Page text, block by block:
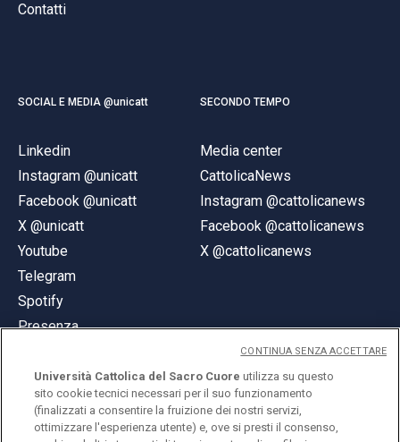
Contatti
SOCIAL E MEDIA @unicatt
Linkedin
Instagram @unicatt
Facebook @unicatt
X @unicatt
Youtube
Telegram
Spotify
Presenza
SECONDO TEMPO
Media center
CattolicaNews
Instagram @cattolicanews
Facebook @cattolicanews
X @cattolicanews
© Università Cattolica del Sacro Cuore
Università Cattolica del Sacro Cuore utilizza su questo
sito cookie tecnici necessari per il suo funzionamento
(finalizzati a consentire la fruizione dei nostri servizi,
ottimizzare l'esperienza utente) e, ove si presti il consenso,
CONTINUA SENZA ACCETTARE